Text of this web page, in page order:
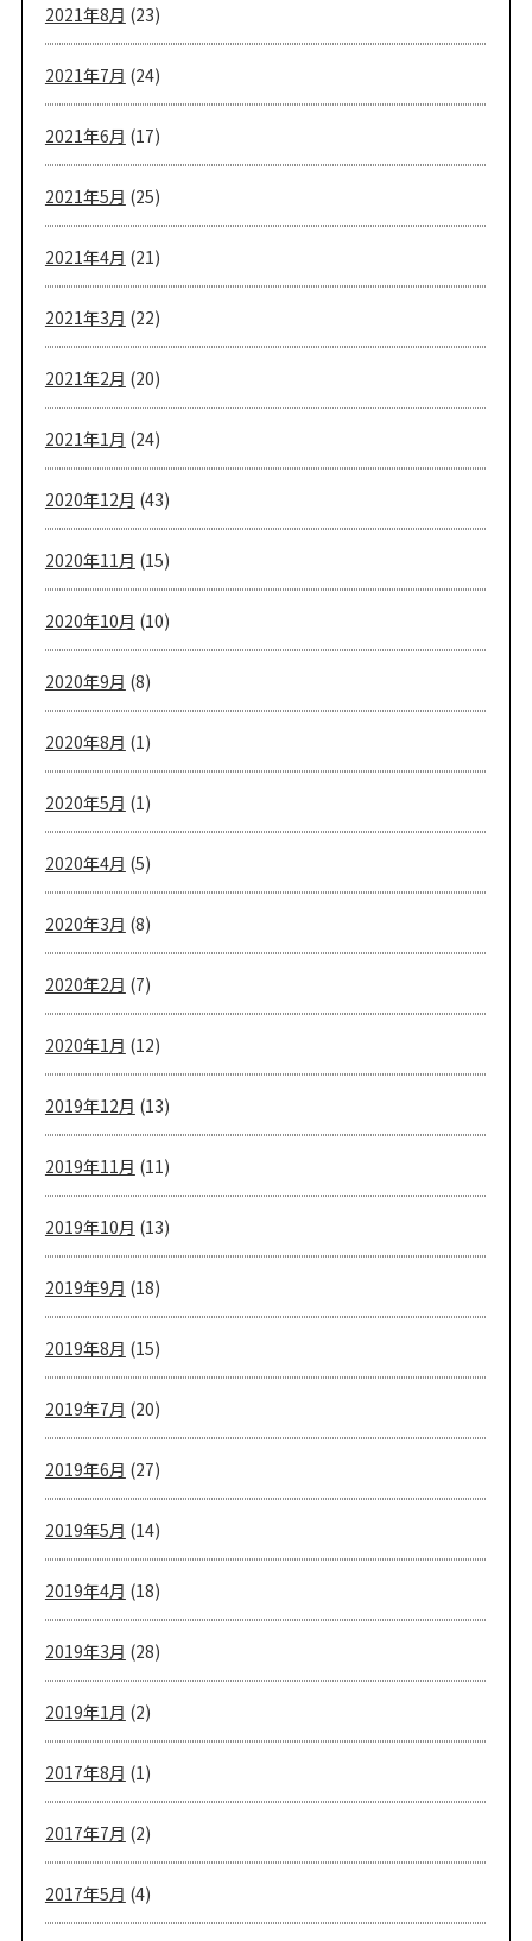
2021年8月 (23)
2021年7月 (24)
2021年6月 (17)
2021年5月 (25)
2021年4月 (21)
2021年3月 (22)
2021年2月 (20)
2021年1月 (24)
2020年12月 (43)
2020年11月 (15)
2020年10月 (10)
2020年9月 (8)
2020年8月 (1)
2020年5月 (1)
2020年4月 (5)
2020年3月 (8)
2020年2月 (7)
2020年1月 (12)
2019年12月 (13)
2019年11月 (11)
2019年10月 (13)
2019年9月 (18)
2019年8月 (15)
2019年7月 (20)
2019年6月 (27)
2019年5月 (14)
2019年4月 (18)
2019年3月 (28)
2019年1月 (2)
2017年8月 (1)
2017年7月 (2)
2017年5月 (4)